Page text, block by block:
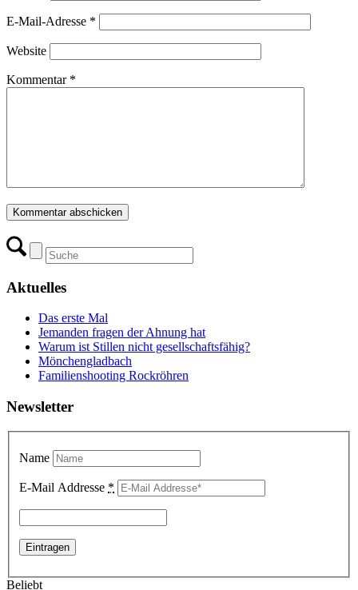
E-Mail-Adresse *
Website
Kommentar *
Aktuelles
Das erste Mal
Jemanden fragen der Ahnung hat
Warum ist Stillen nicht gesellschaftsfähig?
Mönchengladbach
Familienshooting Rockröhren
Newsletter
Name
E-Mail Addresse *
Beliebt